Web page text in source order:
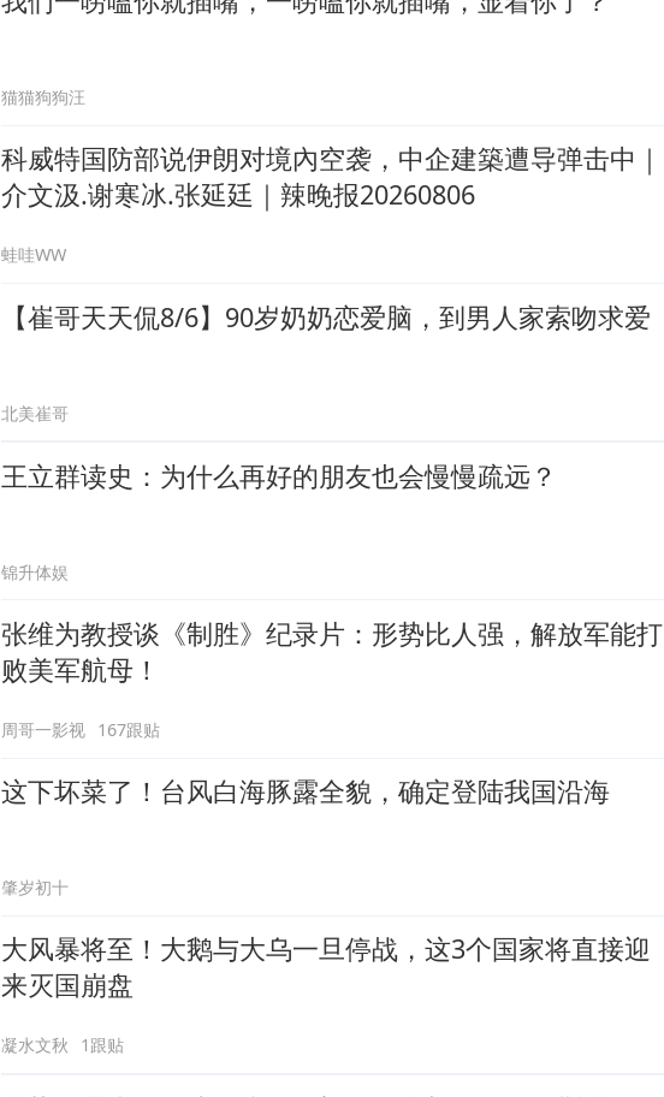
猫猫狗狗汪
科威特国防部说伊朗对境內空袭，中企建築遭导弹击中｜
介文汲.谢寒冰.张延廷｜辣晚报20260806
蛙哇WW
【崔哥天天侃8/6】90岁奶奶恋爱脑，到男人家索吻求爱
北美崔哥
王立群读史：为什么再好的朋友也会慢慢疏远？
锦升体娱
张维为教授谈《制胜》纪录片：形势比人强，解放军能打
败美军航母！
周哥一影视 167跟贴
这下坏菜了！台风白海豚露全貌，确定登陆我国沿海
肇岁初十
大风暴将至！大鹅与大乌一旦停战，这3个国家将直接迎
来灭国崩盘
凝水文秋 1跟贴